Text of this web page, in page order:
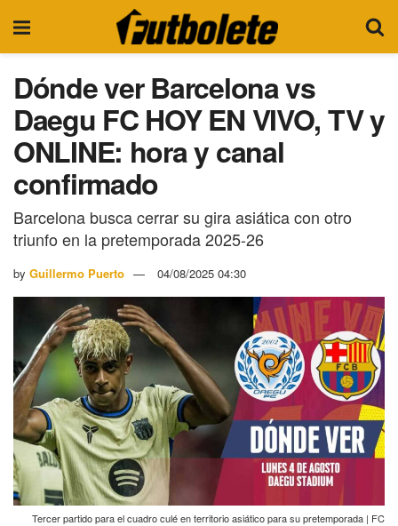
Dónde ver Barcelona vs
Daegu FC HOY EN VIVO, TV y
ONLINE: hora y canal
confirmado
Barcelona busca cerrar su gira asiática con otro
triunfo en la pretemporada 2025-26
by Guillermo Puerto 04/08/2025 04:30
Tercer partido para el cuadro culé en territorio asiático para su pretemporada | FC